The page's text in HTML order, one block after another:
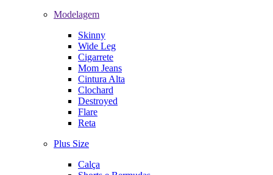
Modelagem
Skinny
Wide Leg
Cigarrete
Mom Jeans
Cintura Alta
Clochard
Destroyed
Flare
Reta
Plus Size
Calça